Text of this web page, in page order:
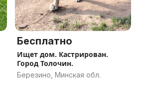
Бесплатно
Ищет дом. Кастрирован.
Город Толочин.
Березино, Минская обл.